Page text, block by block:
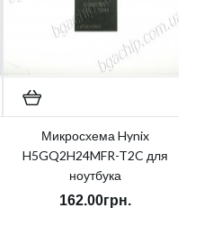
Микросхема Hynix
H5GQ2H24MFR-T2C для
ноутбука
162.00грн.